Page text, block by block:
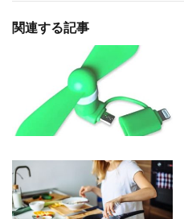
関連する記事